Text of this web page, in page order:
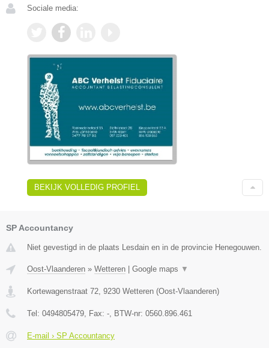
Sociale media:
BEKIJK VOLLEDIG PROFIEL
SP Accountancy
Niet gevestigd in de plaats Lesdain en in de provincie Henegouwen.
Oost-Vlaanderen » Wetteren Google maps ▼
Kortewagenstraat 72, 9230 Wetteren (Oost-Vlaanderen)
Tel: 0494805479, Fax: -, BTW-nr: 0560.896.461
E-mail › SP Accountancy